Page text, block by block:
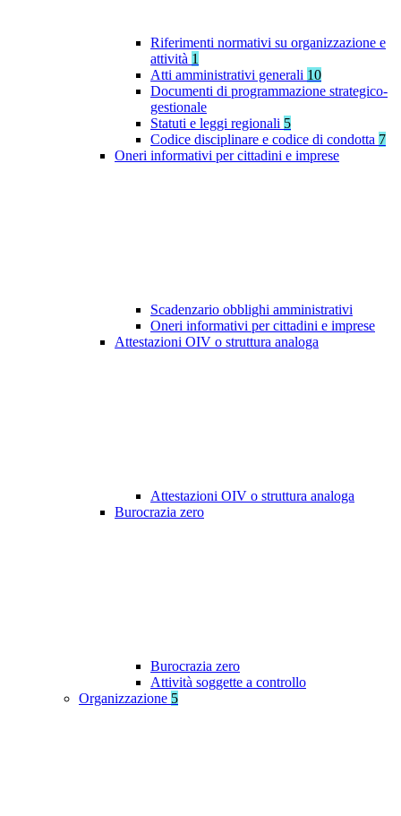
Riferimenti normativi su organizzazione e
attività 1
Atti amministrativi generali 10
Documenti di programmazione strategico-
gestionale
Statuti e leggi regionali 5
Codice disciplinare e codice di condotta 7
Oneri informativi per cittadini e imprese
Scadenzario obblighi amministrativi
Oneri informativi per cittadini e imprese
Attestazioni OIV o struttura analoga
Attestazioni OIV o struttura analoga
Burocrazia zero
Burocrazia zero
Attività soggette a controllo
Organizzazione 5